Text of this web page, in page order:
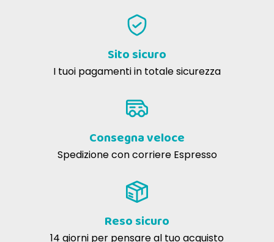
Sito sicuro
I tuoi pagamenti in totale sicurezza
Consegna veloce
Spedizione con corriere Espresso
Reso sicuro
14 giorni per pensare al tuo acquisto